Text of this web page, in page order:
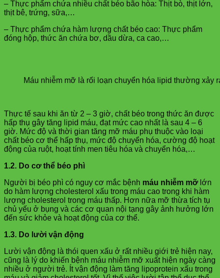
– Thực phẩm chứa nhiều chất béo bão hòa: Thịt bò, thịt lớn,
thịt bê, trứng, sữa,…
– Thực phẩm chứa hàm lượng chất béo cao: Thực phẩm
đóng hộp, thức ăn chứa bơ, dầu dừa, ca cao,…
Máu nhiễm mỡ là rối loạn chuyển hóa lipid thường xảy
Thực tế sau khi ăn từ 2 – 3 giờ, chất béo trong thức ăn được
hấp thụ gây tăng lipid máu, đạt mức cao nhất là sau 4 – 6
giờ. Mức độ và thời gian tăng mỡ máu phụ thuộc vào loại
chất béo cơ thể hấp thụ, mức độ chuyển hóa, cường độ hoạt
động của ruột, hoạt tính men tiêu hóa và chuyển hóa,…
1.2. Do cơ thể béo phì
Người bị béo phì có nguy cơ mắc bệnh máu nhiễm mỡlớn
do hàm lượng cholesterol xấu trong máu cao trong khi hàm
lượng cholesterol trong máu thấp. Hơn nữa mỡ thừa tích tụ
chủ yếu ở bụng và các cơ quan nội tạng gây ảnh hưởng lớn
đến sức khỏe và hoạt động của cơ thể.
1.3. Do lười vận động
Lười vận động là thói quen xấu ở rất nhiều giới trẻ hiện nay,
cũng là lý do khiến bệnh máu nhiễm mỡ xuất hiện ngày càng
nhiều ở người trẻ. Ít vận động làm tăng lipoprotein xấu trong